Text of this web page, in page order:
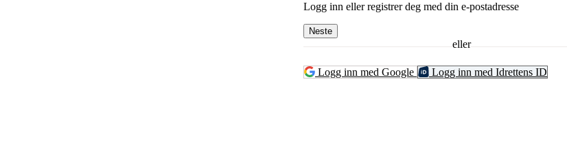
Logg inn eller registrer deg med din e-postadresse
Neste
eller
Logg inn med Google Logg inn med Idrettens ID